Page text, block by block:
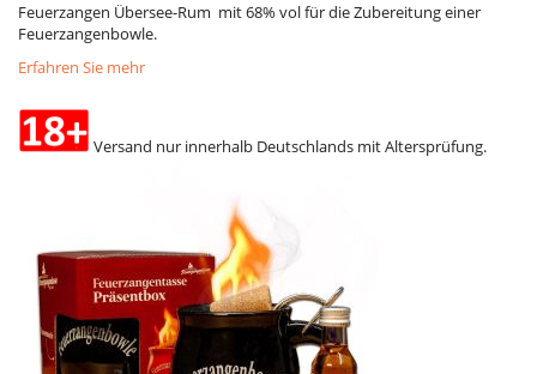
Feuerzangen Übersee-Rum mit 68% vol für die Zubereitung einer
Feuerzangenbowle.
Erfahren Sie mehr
Versand nur innerhalb Deutschlands mit Altersprüfung.